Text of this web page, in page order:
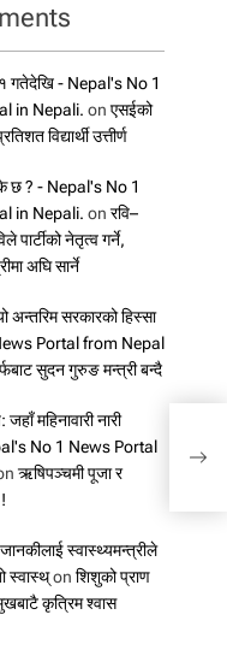
१ गतेदेखि - Nepal's No 1
in Nepali. on एसईको
विद्यार्थी उत्तीर्ण
के छ ? - Nepal's No 1
in Nepali. on रवि–
पार्टीको नेतृत्व गर्ने,
अघि सार्ने
अन्तरिम सरकारको हिस्सा
Portal from Nepal
सुदन गुरुङ मन्त्री बन्दै
महिनावारी नारी
No 1 News Portal
ऋषिपञ्चमी पूजा र
स्वास्थ्यमन्त्रीले
स्वास्थ्on शिशुको प्राण
कृत्रिम श्वास